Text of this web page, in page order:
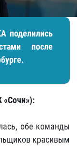
поделились
после
«Сочи»):
обе команды
красивым